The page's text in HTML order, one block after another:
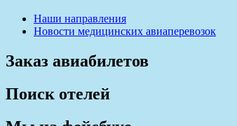
Наши направления
Новости медицинских авиаперевозок
Заказ авиабилетов
Поиск отелей